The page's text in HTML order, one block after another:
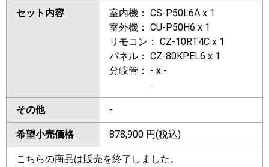
セット内容
室内機： CS-P50L6A x 1
室外機： CU-P50H6 x 1
リモコン： CZ-10RT4C x 1
パネル： CZ-80KPEL6 x 1
分岐管： - x -
-
その他 -
希望小売価格 878,900 円(税込)
こちらの商品は販売を終了しました。